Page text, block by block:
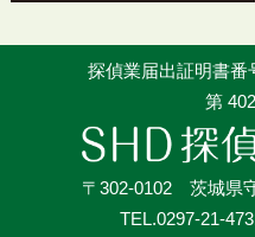
探偵業届出証明書
第
〒302-0102 茨城県
TEL.0297-21-